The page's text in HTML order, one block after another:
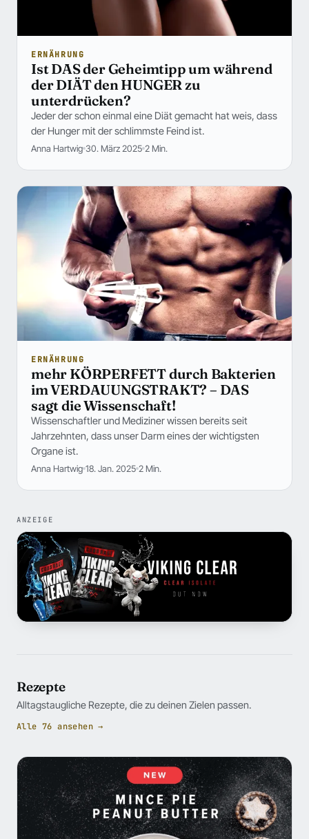
ERNÄHRUNG
Ist DAS der Geheimtipp um während
der DIÄT den HUNGER zu
unterdrücken?
Jeder der schon einmal eine Diät gemacht hat weis, dass
der Hunger mit der schlimmste Feind ist.
Anna Hartwig 30. März 2025 2 Min.
ERNÄHRUNG
mehr KÖRPERFETT durch Bakterien
im VERDAUUNGSTRAKT? – DAS
sagt die Wissenschaft!
Wissenschaftler und Mediziner wissen bereits seit
Jahrzehnten, dass unser Darm eines der wichtigsten
Organe ist.
Anna Hartwig 18. Jan. 2025 2 Min.
ANZEIGE
Rezepte
Alltagstaugliche Rezepte, die zu deinen Zielen passen.
Alle 76 ansehen →